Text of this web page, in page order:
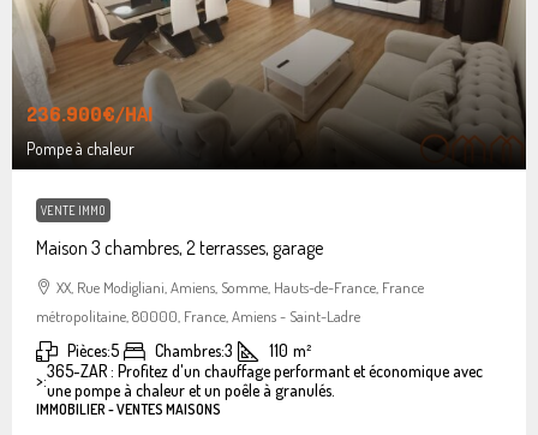
236.900€/HAI
Pompe à chaleur
VENTE IMMO
Maison 3 chambres, 2 terrasses, garage
XX, Rue Modigliani, Amiens, Somme, Hauts-de-France, France
métropolitaine, 80000, France, Amiens - Saint-Ladre
Pièces:5 Chambres:3 110 m²
>:365-ZAR : Profitez d'un chauffage performant et économique avec
une pompe à chaleur et un poêle à granulés.
IMMOBILIER - VENTES MAISONS